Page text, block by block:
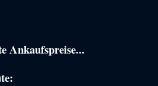
Ankaufspreise...